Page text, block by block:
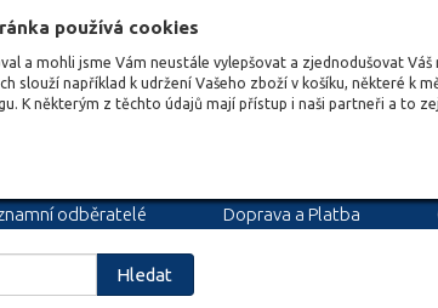
používá cookies
a mohli jsme Vám neustále vylepšovat a zjednodušovat
slouží například k udržení Vašeho zboží v košíku, některé k
K některým z těchto údajů mají přístup i naši partneři a to
odběratelé Doprava a Platba
Hledat